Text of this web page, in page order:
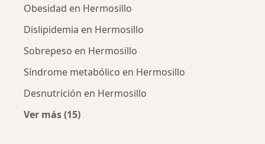
Obesidad en Hermosillo
Dislipidemia en Hermosillo
Sobrepeso en Hermosillo
Síndrome metabólico en Hermosillo
Desnutrición en Hermosillo
Ver más (15)